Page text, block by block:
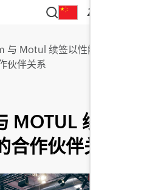
ZH
与 Motul 续签以性能为
伙伴关系
MOTUL 续签以
合作伙伴关系